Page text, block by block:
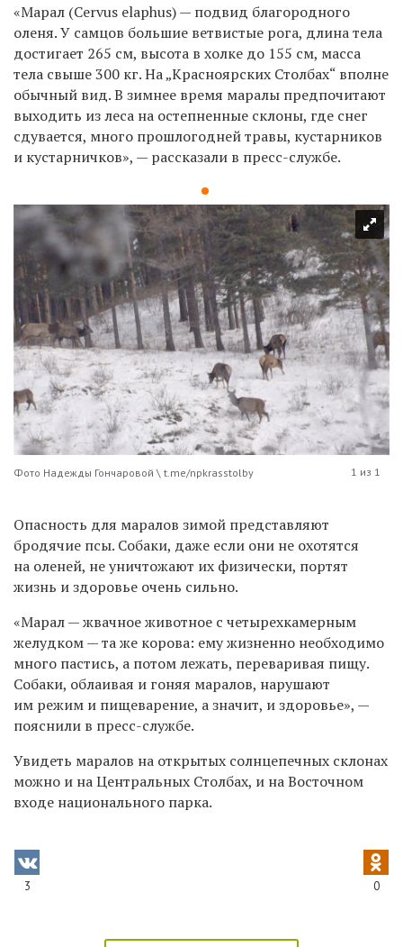
«Марал (Cervus elaphus)— подвид благородного
оленя. У самцов большие ветвистые рога, длина тела
достигает 265 см, высота в холке до 155 см, масса
тела свыше 300 кг. На „Красноярских Столбах“ вполне
обычный вид. В зимнее время маралы предпочитают
выходить из леса на остепненные склоны, где снег
сдувается, много прошлогодней травы, кустарников
и кустарничков», — рассказали в пресс-службе.
Фото Надежды Гончаровой \ t.me/npkrasstolby 1 из 1
Опасность для маралов зимой представляют
бродячие псы. Собаки, даже если они не охотятся
на оленей, не уничтожают их физически, портят
жизнь и здоровье очень сильно.
«Марал—жвачное животное с четырехкамерным
желудком—та же корова: ему жизненно необходимо
много пастись, а потом лежать, переваривая пищу.
Собаки, облаивая и гоняя маралов, нарушают
им режим и пищеварение, а значит, и здоровье», —
пояснили в пресс-службе.
Увидеть маралов на открытых солнцепечных склонах
можно и на Центральных Столбах, и на Восточном
входе национального парка.
3 0